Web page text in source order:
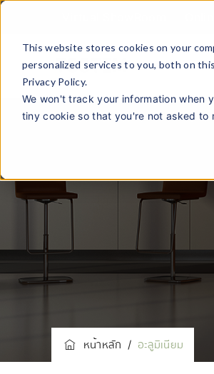
This website stores cookies on your
personalized services to you, both on
Privacy Policy.
We won't track your information when
tiny cookie so that you're not asked to
หน้าหลัก / อะลูมิเนียม